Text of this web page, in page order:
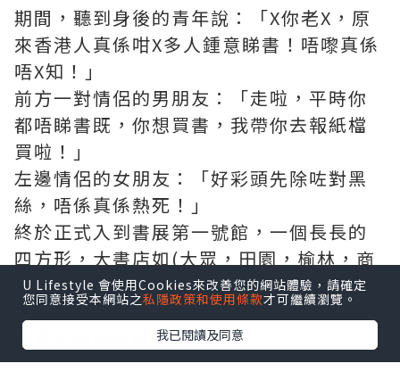
期間，聽到身後的青年說：「X你老X，原
來香港人真係咁X多人鍾意睇書！唔嚟真係
唔X知！」
前方一對情侶的男朋友：「走啦，平時你
都唔睇書既，你想買書，我帶你去報紙檔
買啦！」
左邊情侶的女朋友：「好彩頭先除咗對黑
絲，唔係真係熱死！」
終於正式入到書展第一號館，一個長長的
四方形，大書店如(大眾，田園，榆林，商
務，三聯)及傳媒如(明報，信報，及晴報)
都佔了門口位置。而香港小出版社就全堆
在最右邊牆角那條縱/直行。
這些小出版社賣的，都是一些本土題材的
U Lifestyle 會使用Cookies來改善您的網站體驗，請確定
您同意接受本網站之私隱政策和使用條款才可繼續瀏覽。
我已閱讀及同意